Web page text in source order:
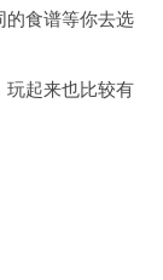
的食谱等你去选
玩起来也比较有